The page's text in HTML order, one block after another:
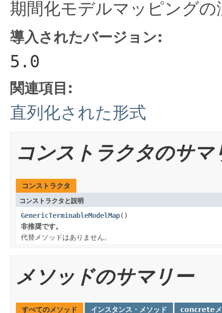
期間化モデルマッピング
導入されたバージョン:
5.0
関連項目:
直列化された形式
コンストラクタのサマ
コンストラクタ
コンストラクタと説明
GenericTerminableModelMap()
非推奨です。
代替メソッドはありません。
メソッドのサマリー
すべてのメソッド インスタンス・メソッド concreteメ